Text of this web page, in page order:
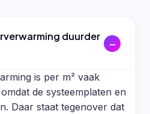
duurder
is per m² vaak
de systeemplaten en
Daar staat tegenover dat